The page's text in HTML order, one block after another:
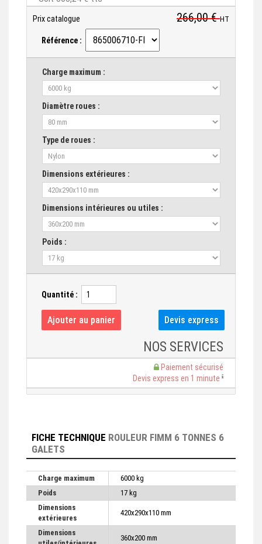
Prix catalogue 266,00 €HT
Référence :
Charge maximum :
Diamètre roues :
Type de roues :
Dimensions extérieures :
Dimensions intérieures ou utiles :
Poids :
Quantité :
NOS SERVICES
Paiement sécurisé
Devis express en 1 minute
FICHE TECHNIQUE ROULEUR FIMM 6 TONNES 6
GALETS
Charge maximum
6000 kg
Poids
17 kg
Dimensions
extérieures
420x290x110 mm
Dimensions
360x200 mm